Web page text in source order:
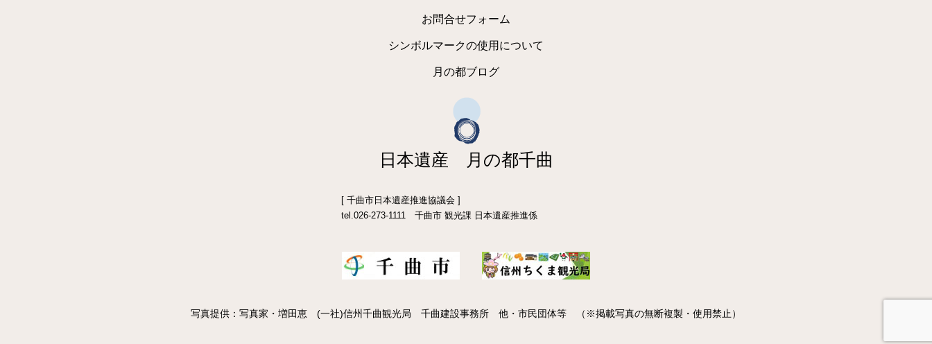
お問合せフォーム
シンボルマークの使用について
月の都ブログ
日本遺産 月の都千曲
[ 千曲市日本遺産推進協議会 ]
tel.026-273-1111 千曲市 観光課 日本遺産推進係
写真提供：写真家・増田恵 (一社)信州千曲観光局 千曲建設事務所 他・市民団体等 （※掲載写真の無断複製・使用禁止）